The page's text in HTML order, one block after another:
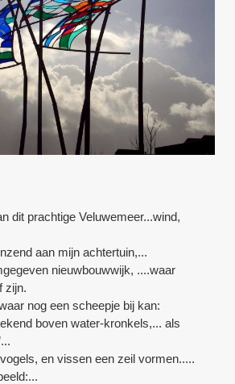
dit prachtige Veluwemeer...wind,
aan mijn achtertuin,...
nieuwbouwwijk, ....waar
zijn.
nog een scheepje bij kan:
boven water-kronkels,... als
en vissen een zeil vormen.....